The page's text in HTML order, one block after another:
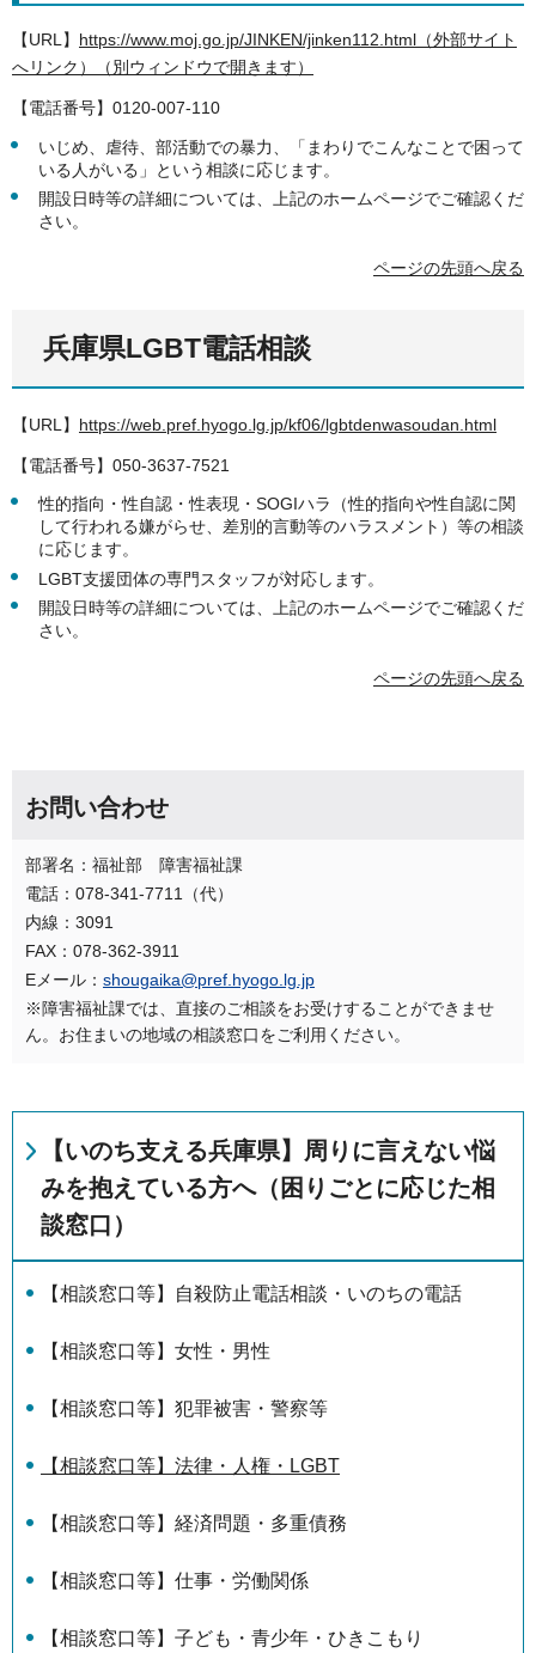
【URL】 https://www.moj.go.jp/JINKEN/jinken112.html（外部サイト
へリンク）（別ウィンドウで開きます）
【電話番号】0120-007-110
いじめ、虐待、部活動での暴力、「まわりでこんなことで困って
いる人がいる」という相談に応じます。
開設日時等の詳細については、上記のホームページでご確認くだ
さい。
ページの先頭へ戻る
兵庫県LGBT電話相談
【URL】 https://web.pref.hyogo.lg.jp/kf06/lgbtdenwasoudan.html
【電話番号】050-3637-7521
性的指向・性自認・性表現・SOGIハラ（性的指向や性自認に関
して行われる嫌がらせ、差別的言動等のハラスメント）等の相談
に応じます。
LGBT支援団体の専門スタッフが対応します。
開設日時等の詳細については、上記のホームページでご確認くだ
さい。
ページの先頭へ戻る
お問い合わせ
部署名：福祉部 障害福祉課
電話：078-341-7711（代）
内線：3091
FAX：078-362-3911
Eメール： shougaika@pref.hyogo.lg.jp
※障害福祉課では、直接のご相談をお受けすることができませ
ん。お住まいの地域の相談窓口をご利用ください。
【いのち支える兵庫県】周りに言えない悩
みを抱えている方へ（困りごとに応じた相
談窓口）
【相談窓口等】自殺防止電話相談・いのちの電話
【相談窓口等】女性・男性
【相談窓口等】犯罪被害・警察等
【相談窓口等】法律・人権・LGBT
【相談窓口等】経済問題・多重債務
【相談窓口等】仕事・労働関係
【相談窓口等】子ども・青少年・ひきこもり